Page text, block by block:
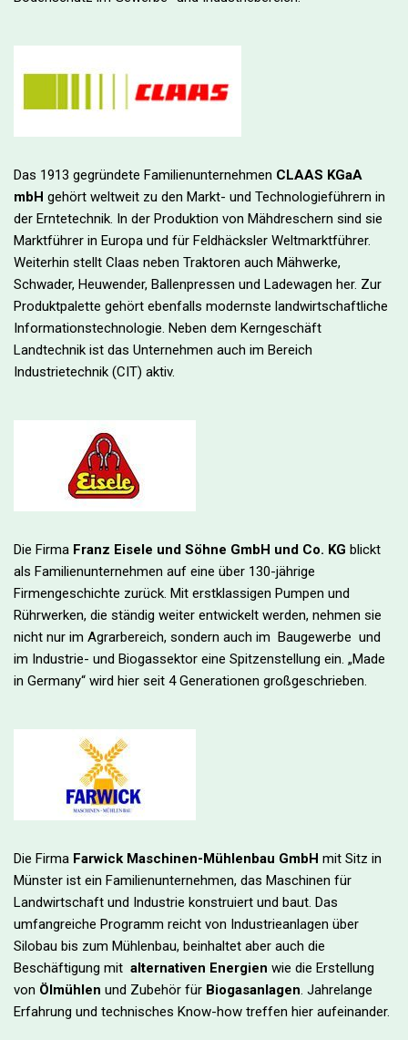
Das 1913 gegründete Familienunternehmen CLAAS KGaA
mbH gehört weltweit zu den Markt- und Technologieführern in
der Erntetechnik. In der Produktion von Mähdreschern sind sie
Marktführer in Europa und für Feldhäcksler Weltmarktführer.
Weiterhin stellt Claas neben Traktoren auch Mähwerke,
Schwader, Heuwender, Ballenpressen und Ladewagen her. Zur
Produktpalette gehört ebenfalls modernste landwirtschaftliche
Informationstechnologie. Neben dem Kerngeschäft
Landtechnik ist das Unternehmen auch im Bereich
Industrietechnik (CIT) aktiv.
Die Firma Franz Eisele und Söhne GmbH und Co. KG blickt
als Familienunternehmen auf eine über 130-jährige
Firmengeschichte zurück. Mit erstklassigen Pumpen und
Rührwerken, die ständig weiter entwickelt werden, nehmen sie
nicht nur im Agrarbereich, sondern auch im Baugewerbe und
im Industrie- und Biogassektor eine Spitzenstellung ein. „Made
in Germany“ wird hier seit 4 Generationen großgeschrieben.
Die Firma Farwick Maschinen-Mühlenbau GmbH mit Sitz in
Münster ist ein Familienunternehmen, das Maschinen für
Landwirtschaft und Industrie konstruiert und baut. Das
umfangreiche Programm reicht von Industrieanlagen über
Silobau bis zum Mühlenbau, beinhaltet aber auch die
Beschäftigung mit alternativen Energien wie die Erstellung
von Ölmühlen und Zubehör für Biogasanlagen. Jahrelange
Erfahrung und technisches Know-how treffen hier aufeinander.